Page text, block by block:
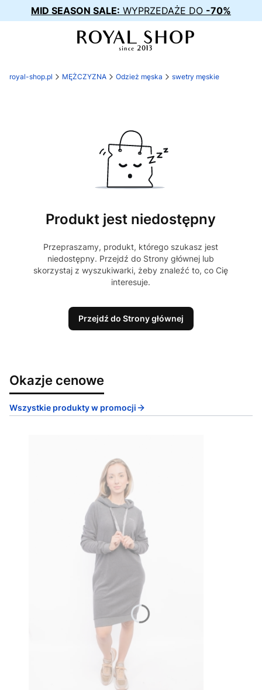
MID SEASON SALE: WYPRZEDAŻE DO -70%
royal-shop.pl MĘŻCZYZNA Odzież męska swetry męskie
Produkt jest niedostępny
Przepraszamy, produkt, którego szukasz jest
niedostępny. Przejdź do Strony głównej lub
skorzystaj z wyszukiwarki, żeby znaleźć to, co Cię
interesuje.
Przejdź do Strony głównej
Okazje cenowe
Wszystkie produkty w promocji